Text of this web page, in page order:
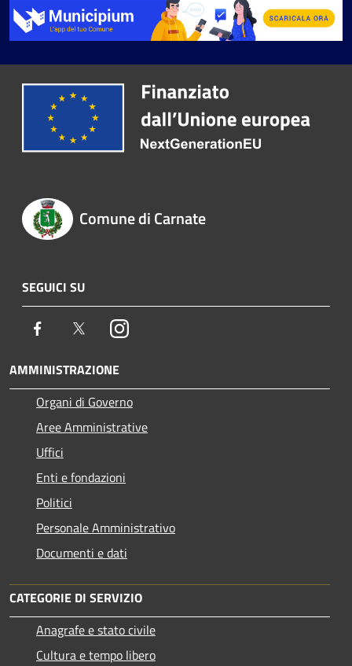
Comune di Carnate
SEGUICI SU
Facebook TwitterInstagram
AMMINISTRAZIONE
Organi di Governo
Aree Amministrative
Uffici
Enti e fondazioni
Politici
Personale Amministrativo
Documenti e dati
CATEGORIE DI SERVIZIO
Anagrafe e stato civile
Cultura e tempo libero